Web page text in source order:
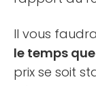
Il vous
le temps
prix se soit